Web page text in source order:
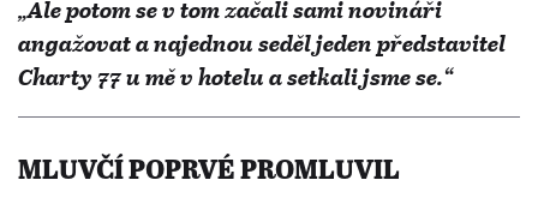
„Ale potom se v tom začali sami novináři
angažovat a najednou seděl jeden představitel
Charty 77 u mě v hotelu a setkali jsme se.“
MLUVČÍ POPRVÉ PROMLUVIL